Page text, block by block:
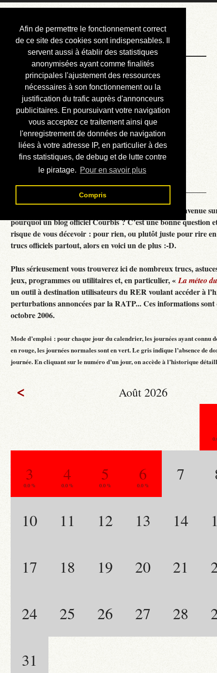
Afin de permettre le fonctionnement correct
de ce site des cookies sont indispensables. Il
servent aussi à établir des statistiques
anonymisées ayant comme finalités
principales l'ajustement des ressources
nécessaires à son fonctionnement ou la
justification du trafic auprès d'annonceurs
publicitaires. En poursuivant votre navigation
vous acceptez ce traitement ainsi que
l'enregistrement de données de navigation
liées à votre adresse IP, en particulier à des
fins statistiques, de debug et de lutte contre
le piratage. Pour en savoir plus
Compris
Courbis, « LE »
Blog Officiel
Bienvenue
Réalisations
Divers (et d’été)
Annonces
Liens externes
Téléchargement
Contact
Courbis, « LE » Blog Officiel - je vous souhaite la bienvenue
pourquoi un blog officiel Courbis ? C’est une bonne question
risque de vous décevoir : pour rien, ou plutôt juste pour rire
trucs officiels partout, alors en voici un de plus :-D.
Plus sérieusement vous trouverez ici de nombreux trucs,
jeux, programmes ou utilitaires et, en particulier, «La méteo
un outil à destination utilisateurs du RER voulant accéder à
perturbations annoncées par la RATP... Ces informations sont
octobre 2006.
Mode d’emploi : pour chaque jour du calendrier, les journées ayant connu
en rouge, les journées normales sont en vert. Le gris indique l’absence de
journée. En cliquant sur le numéro d’un jour, on accède à l’historique
< Août 2026
3
0.0 %
4
0.0 %
5
0.0 %
6
0.0 %
7
10 11 12 13 14
17 18 19 20 21
24 25 26 27 28
31